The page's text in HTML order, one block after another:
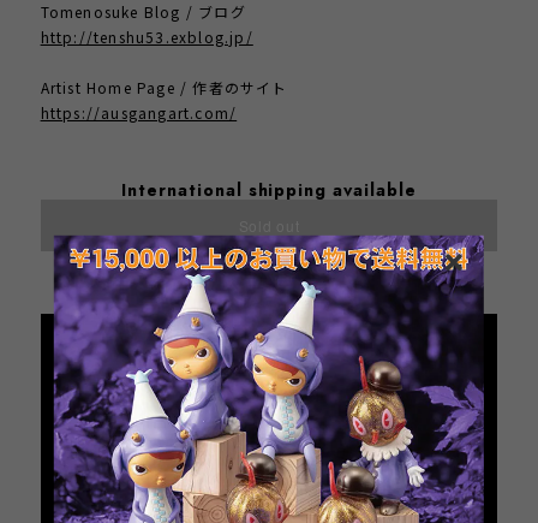
Tomenosuke Blog / ブログ
http://tenshu53.exblog.jp/
Artist Home Page / 作者のサイト
https://ausgangart.com/
International shipping available
日本国内にお住まいの方向け